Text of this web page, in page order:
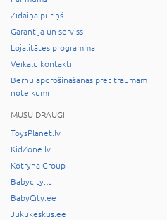
Zīdaiņa pūriņš
Garantija un serviss
Lojalitātes programma
Veikalu kontakti
Bērnu apdrošināšanas pret traumām
noteikumi
MŪSU DRAUGI
ToysPlanet.lv
KidZone.lv
Kotryna Group
Babycity.lt
BabyCity.ee
Jukukeskus.ee